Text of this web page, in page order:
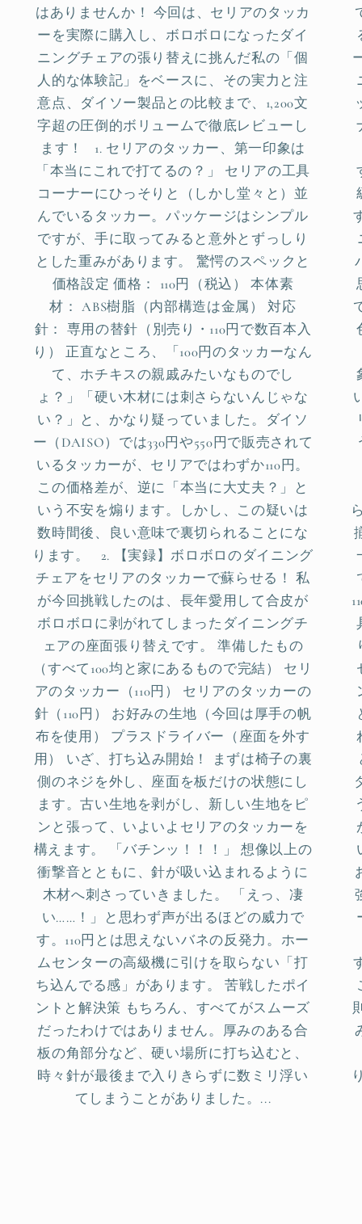
はありませんか！ 今回は、セリアのタッカ
ーを実際に購入し、ボロボロになったダイ
ニングチェアの張り替えに挑んだ私の「個
人的な体験記」をベースに、その実力と注
意点、ダイソー製品との比較まで、1,200文
字超の圧倒的ボリュームで徹底レビューし
ます！ 1. セリアのタッカー、第一印象は
「本当にこれで打てるの？」 セリアの工具
コーナーにひっそりと（しかし堂々と）並
んでいるタッカー。パッケージはシンプル
ですが、手に取ってみると意外とずっしり
とした重みがあります。 驚愕のスペックと
価格設定 価格： 110円（税込） 本体素
材： ABS樹脂（内部構造は金属） 対応
針： 専用の替針（別売り・110円で数百本入
り） 正直なところ、「100円のタッカーなん
て、ホチキスの親戚みたいなものでし
ょ？」「硬い木材には刺さらないんじゃな
い？」と、かなり疑っていました。ダイソ
ー（DAISO）では330円や550円で販売されて
いるタッカーが、セリアではわずか110円。
この価格差が、逆に「本当に大丈夫？」と
いう不安を煽ります。しかし、この疑いは
数時間後、良い意味で裏切られることにな
ります。 2. 【実録】ボロボロのダイニング
チェアをセリアのタッカーで蘇らせる！ 私
が今回挑戦したのは、長年愛用して合皮が
ボロボロに剥がれてしまったダイニングチ
ェアの座面張り替えです。 準備したもの
（すべて100均と家にあるもので完結） セリ
アのタッカー（110円） セリアのタッカーの
針（110円） お好みの生地（今回は厚手の帆
布を使用） プラスドライバー（座面を外す
用） いざ、打ち込み開始！ まずは椅子の裏
側のネジを外し、座面を板だけの状態にし
ます。古い生地を剥がし、新しい生地をピ
ンと張って、いよいよセリアのタッカーを
構えます。 「バチンッ！！！」 想像以上の
衝撃音とともに、針が吸い込まれるように
木材へ刺さっていきました。 「えっ、凄
い……！」と思わず声が出るほどの威力で
す。110円とは思えないバネの反発力。ホー
ムセンターの高級機に引けを取らない「打
ち込んでる感」があります。 苦戦したポイ
ントと解決策 もちろん、すべてがスムーズ
だったわけではありません。厚みのある合
板の角部分など、硬い場所に打ち込むと、
時々針が最後まで入りきらずに数ミリ浮い
てしまうことがありました。...